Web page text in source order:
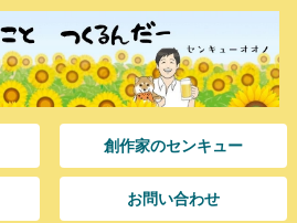
創作家のセンキュー
お問い合わせ